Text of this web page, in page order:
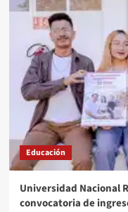
Educación
Universidad Nacional
convocatoria de